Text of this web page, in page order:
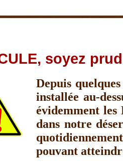
soyez
Depuis
installée au-
évidemment les
dans notre
pouvant